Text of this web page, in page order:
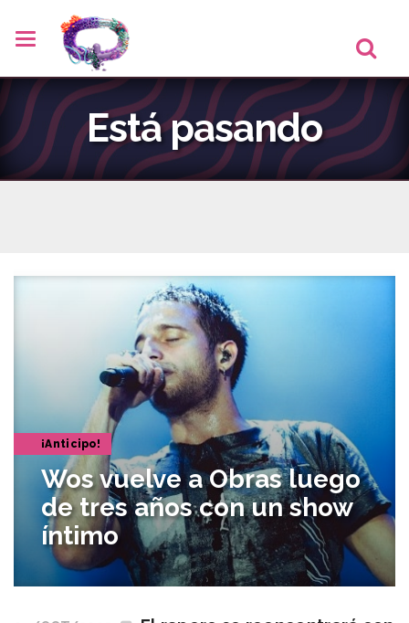
Está pasando
¡Anticipo!
Wos vuelve a Obras luego
de tres años con un show
íntimo